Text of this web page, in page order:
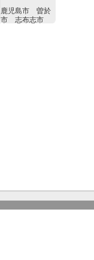
鹿児島市 曽於
市 志布志市